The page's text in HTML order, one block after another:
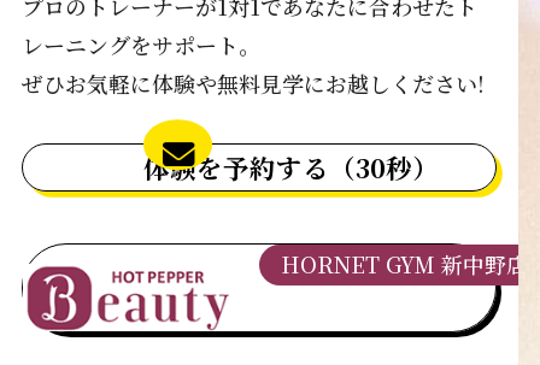
プロのトレーナーが1対1であなたに合わせたト
レーニングをサポート｡
ぜひお気軽に体験や無料見学にお越しください!
体験を予約する（30秒）
HORNET GYM 新中野店